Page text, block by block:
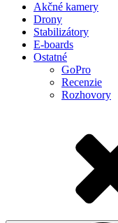
Akčné kamery
Drony
Stabilizátory
E-boards
Ostatné
GoPro
Recenzie
Rozhovory